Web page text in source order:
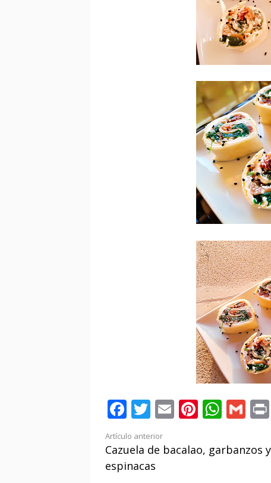
Facebook
Twitter
Email
Seguir
leyendo
Artículo anterior
Cazuela de bacalao, garbanzos y
espinacas